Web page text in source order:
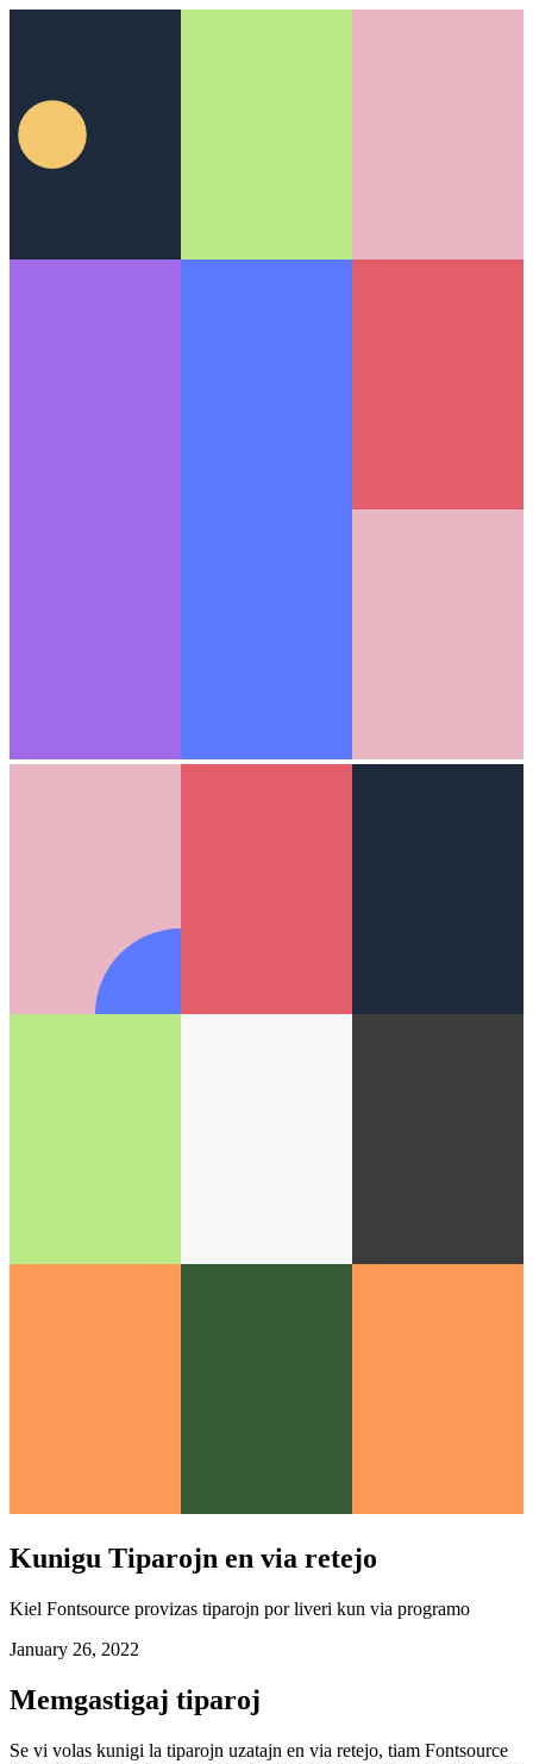
Kunigu Tiparojn en via retejo
Kiel Fontsource provizas tiparojn por liveri kun via programo